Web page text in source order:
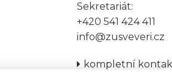
Sekretariát:
+420 541 424 411
info@zusveveri.cz
kompletní